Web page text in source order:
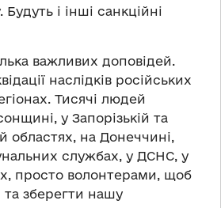
Будуть і інші санкційні
важливих доповідей.
наслідків російських
Тисячі людей
у Запорізькій та
областях, на Донеччині,
службах, у ДСНС, у
просто волонтерами, щоб
зберегти нашу